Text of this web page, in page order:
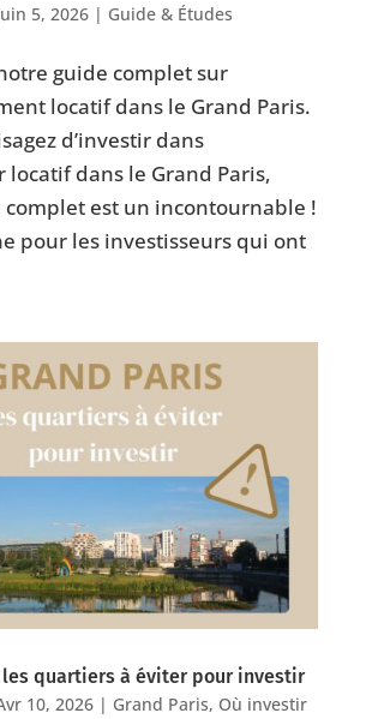
5, 2026| Guide & Études
guide complet sur
locatif dans le Grand Paris.
d’investir dans
locatif dans le Grand Paris,
est un incontournable !
pour les investisseurs qui ont
les quartiers à éviter pour investir
10, 2026| Grand Paris, Où investir